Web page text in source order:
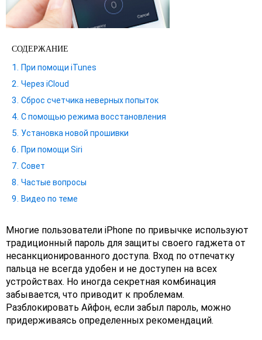
СОДЕРЖАНИЕ
При помощи iTunes
Через iCloud
Сброс счетчика неверных попыток
С помощью режима восстановления
Установка новой прошивки
При помощи Siri
Совет
Частые вопросы
Видео по теме
Многие пользователи iPhone по привычке используют
традиционный пароль для защиты своего гаджета от
несанкционированного доступа. Вход по отпечатку
пальца не всегда удобен и не доступен на всех
устройствах. Но иногда секретная комбинация
забывается, что приводит к проблемам.
Разблокировать Айфон, если забыл пароль, можно
придерживаясь определенных рекомендаций.